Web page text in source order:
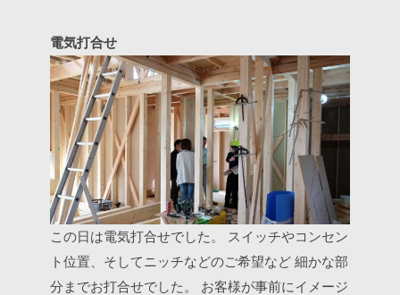
電気打合せ
この日は電気打合せでした。
スイッチやコンセン
ト位置、そしてニッチなどのご希望など 細かな部
分までお打合せでした。
お客様が事前にイメージ